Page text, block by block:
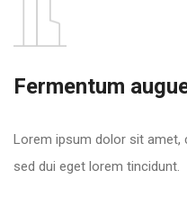
Fermentum
Lorem ipsum dolor sit amet,
sed dui eget lorem tincidunt.